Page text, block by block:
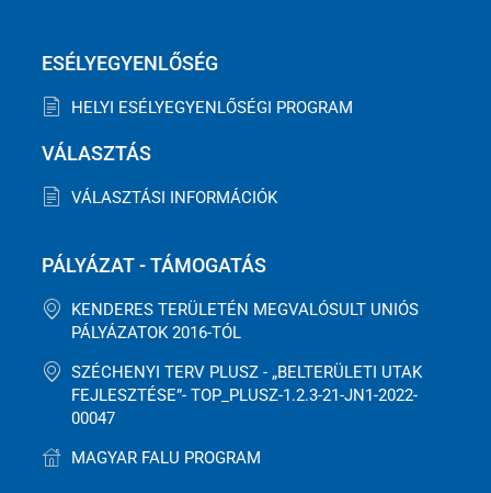
ESÉLYEGYENLŐSÉG
HELYI ESÉLYEGYENLŐSÉGI PROGRAM
VÁLASZTÁS
VÁLASZTÁSI INFORMÁCIÓK
PÁLYÁZAT - TÁMOGATÁS
KENDERES TERÜLETÉN MEGVALÓSULT UNIÓS
PÁLYÁZATOK 2016-TÓL
SZÉCHENYI TERV PLUSZ - „BELTERÜLETI UTAK
FEJLESZTÉSE”- TOP_PLUSZ-1.2.3-21-JN1-2022-
00047
MAGYAR FALU PROGRAM